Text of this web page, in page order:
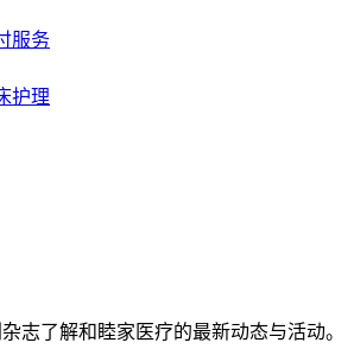
服务
护理
志了解和睦家医疗的最新动态与活动。